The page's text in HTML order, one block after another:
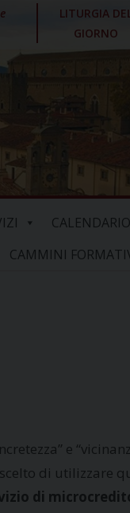
LITURGIA
GIORNO
CAMMINI
e
di utilizzare
di